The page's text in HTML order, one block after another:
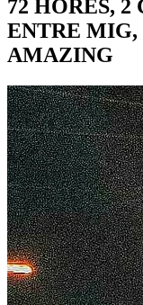
72 HORES,
ENTRE MIG,
AMAZING